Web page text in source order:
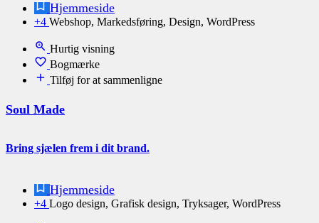
Hjemmeside
+4 Webshop, Markedsføring, Design, WordPress
Hurtig visning
Bogmærke
Tilføj for at sammenligne
Soul Made
Bring sjælen frem i dit brand.
Hjemmeside
+4 Logo design, Grafisk design, Tryksager, WordPress